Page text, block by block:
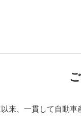
来、一貫して自動